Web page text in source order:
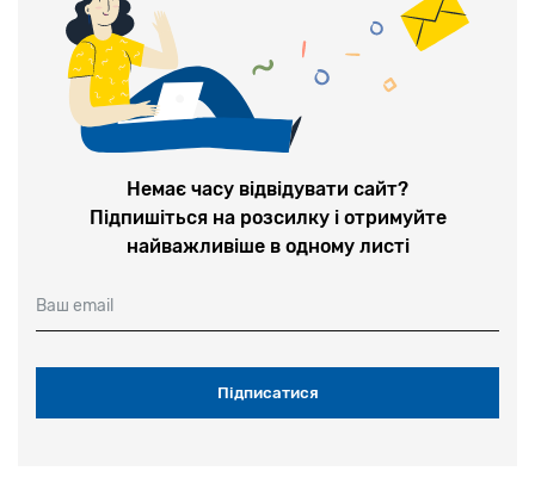
Немає часу відвідувати сайт?
Підпишіться на розсилку і отримуйте
найважливіше в одному листі
Ваш email